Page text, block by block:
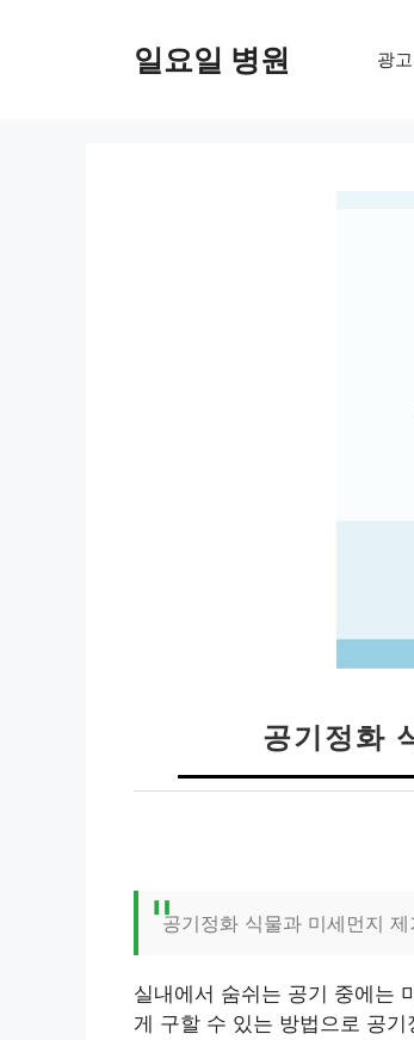
일요일 병원 광
공기정화
공기정화 식물과 미세먼지
실내에서 숨쉬는 공기 중에는
게 구할 수 있는 방법으로 공